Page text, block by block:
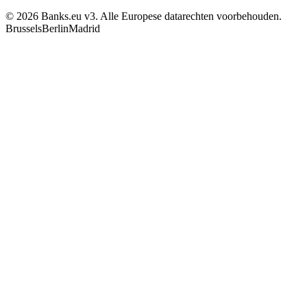
© 2026 Banks.eu v3. Alle Europese datarechten voorbehouden.
BrusselsBerlinMadrid